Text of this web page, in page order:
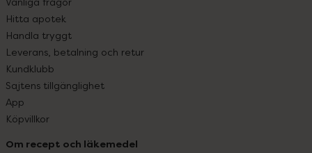
Hitta apotek
Handla tryggt
Leverans, betalning och retur
Kundklubb
Sajtens tillgänglighet
App
Köpvillkor
Om recept och läkemedel